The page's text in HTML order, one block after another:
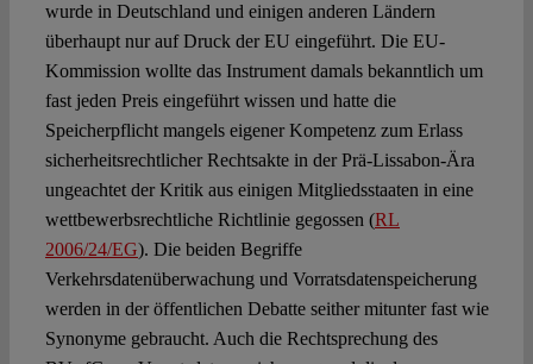
wurde in Deutschland und einigen anderen Ländern
überhaupt nur auf Druck der EU eingeführt. Die EU-
Kommission wollte das Instrument damals bekanntlich um
fast jeden Preis eingeführt wissen und hatte die
Speicherpflicht mangels eigener Kompetenz zum Erlass
sicherheitsrechtlicher Rechtsakte in der Prä-Lissabon-Ära
ungeachtet der Kritik aus einigen Mitgliedsstaaten in eine
wettbewerbsrechtliche Richtlinie gegossen (RL
2006/24/EG). Die beiden Begriffe
Verkehrsdatenüberwachung und Vorratsdatenspeicherung
werden in der öffentlichen Debatte seither mitunter fast wie
Synonyme gebraucht. Auch die Rechtsprechung des